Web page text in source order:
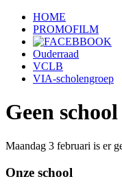
HOME
PROMOFILM
Ouderraad
VCLB
VIA-scholengroep
Geen school
Maandag 3 februari is er
Onze school